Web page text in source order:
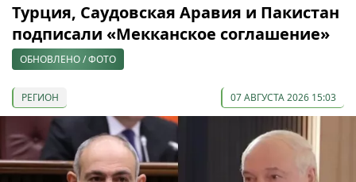
Турция, Саудовская Аравия и Пакистан
подписали «Мекканское соглашение»
ОБНОВЛЕНО / ФОТО
РЕГИОН 07 АВГУСТА 2026 15:03